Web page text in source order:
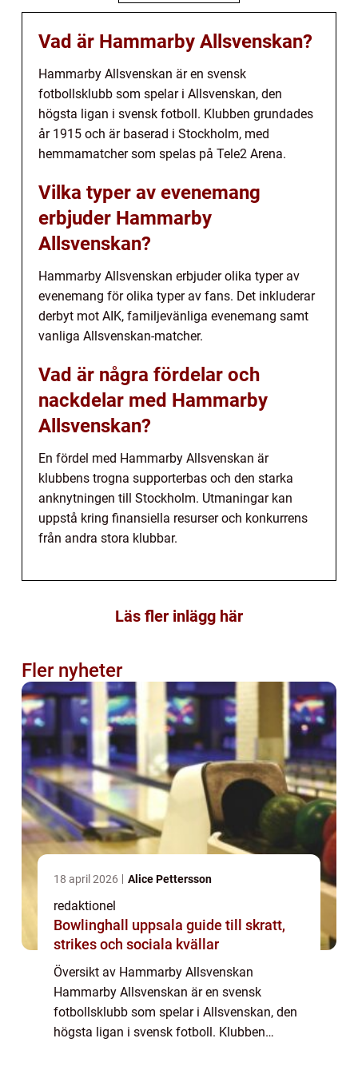
Vad är Hammarby Allsvenskan?
Hammarby Allsvenskan är en svensk
fotbollsklubb som spelar i Allsvenskan, den
högsta ligan i svensk fotboll. Klubben grundades
år 1915 och är baserad i Stockholm, med
hemmamatcher som spelas på Tele2 Arena.
Vilka typer av evenemang
erbjuder Hammarby
Allsvenskan?
Hammarby Allsvenskan erbjuder olika typer av
evenemang för olika typer av fans. Det inkluderar
derbyt mot AIK, familjevänliga evenemang samt
vanliga Allsvenskan-matcher.
Vad är några fördelar och
nackdelar med Hammarby
Allsvenskan?
En fördel med Hammarby Allsvenskan är
klubbens trogna supporterbas och den starka
anknytningen till Stockholm. Utmaningar kan
uppstå kring finansiella resurser och konkurrens
från andra stora klubbar.
Läs fler inlägg här
Fler nyheter
18 april 2026 Alice Pettersson
redaktionel
Bowlinghall uppsala guide till skratt,
strikes och sociala kvällar
Översikt av Hammarby Allsvenskan
Hammarby Allsvenskan är en svensk
fotbollsklubb som spelar i Allsvenskan, den
högsta ligan i svensk fotboll. Klubben